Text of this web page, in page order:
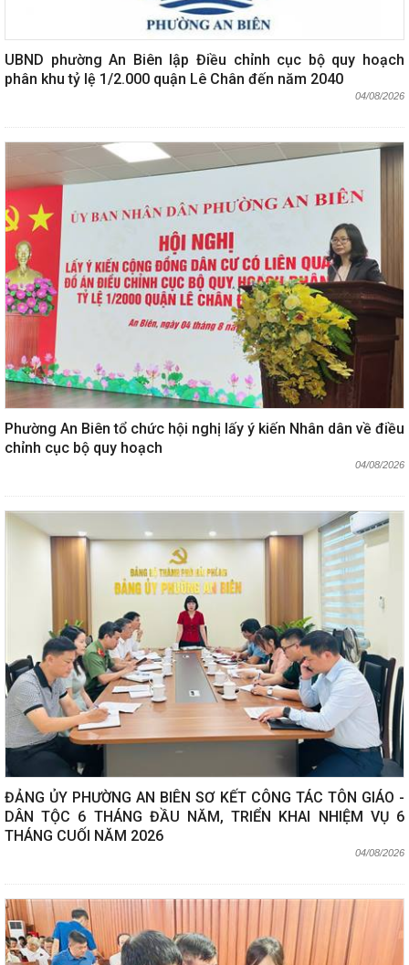
UBND phường An Biên lập Điều chỉnh cục bộ quy hoạch
phân khu tỷ lệ 1/2.000 quận Lê Chân đến năm 2040
04/08/2026
Phường An Biên tổ chức hội nghị lấy ý kiến Nhân dân về điều
chỉnh cục bộ quy hoạch
04/08/2026
ĐẢNG ỦY PHƯỜNG AN BIÊN SƠ KẾT CÔNG TÁC TÔN GIÁO -
DÂN TỘC 6 THÁNG ĐẦU NĂM, TRIỂN KHAI NHIỆM VỤ 6
THÁNG CUỐI NĂM 2026
04/08/2026